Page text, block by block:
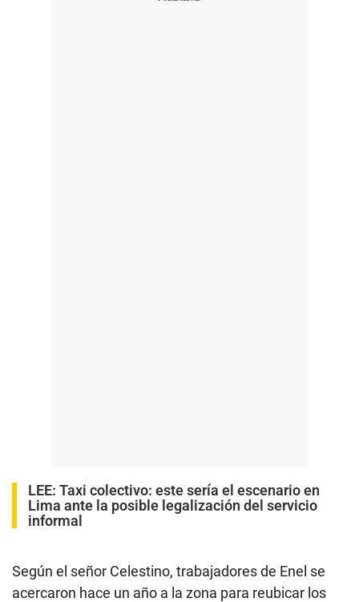
LEE: Taxi colectivo: este sería el escenario en
Lima ante la posible legalización del servicio
informal
Según el señor Celestino, trabajadores de Enel se
acercaron hace un año a la zona para reubicar los